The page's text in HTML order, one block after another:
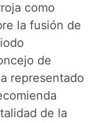
como
la fusión de
de
representado
de la